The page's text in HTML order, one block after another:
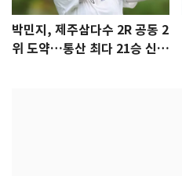
박민지, 제주삼다수 2R 공동 2
위 도약…통산 최다 21승 신기